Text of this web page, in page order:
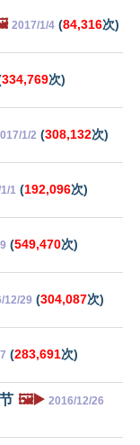
2017/1/4 (84,316次)
334,769次)
1/2 (308,132次)
1 (192,096次)
(549,470次)
12/29 (304,087次)
(283,691次)
🖼️▶️ 2016/12/26